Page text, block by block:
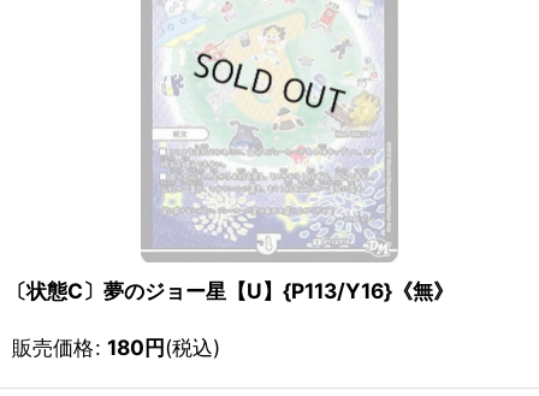
〔状態C〕夢のジョー星【U】{P113/Y16}《無》
販売価格: 180円(税込)